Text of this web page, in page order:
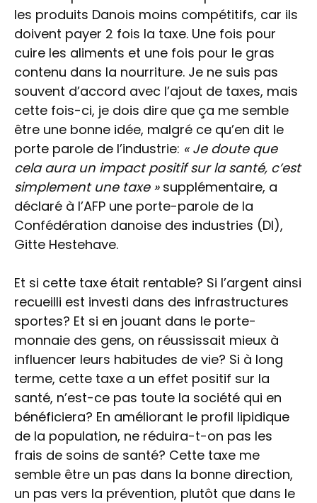
les produits Danois moins compétitifs, car ils
doivent payer 2 fois la taxe. Une fois pour
cuire les aliments et une fois pour le gras
contenu dans la nourriture. Je ne suis pas
souvent d’accord avec l’ajout de taxes, mais
cette fois-ci, je dois dire que ça me semble
être une bonne idée, malgré ce qu’en dit le
porte parole de l’industrie: « Je doute que
cela aura un impact positif sur la santé, c’est
simplement une taxe »supplémentaire, a
déclaré à l’AFP une porte-parole de la
Confédération danoise des industries (DI),
Gitte Hestehave.
Et si cette taxe était rentable? Si l’argent ainsi
recueilli est investi dans des infrastructures
sportes? Et si en jouant dans le porte-
monnaie des gens, on réussissait mieux à
influencer leurs habitudes de vie? Si à long
terme, cette taxe a un effet positif sur la
santé, n’est-ce pas toute la société qui en
bénéficiera? En améliorant le profil lipidique
de la population, ne réduira-t-on pas les
frais de soins de santé? Cette taxe me
semble être un pas dans la bonne direction,
un pas vers la prévention, plutôt que dans le